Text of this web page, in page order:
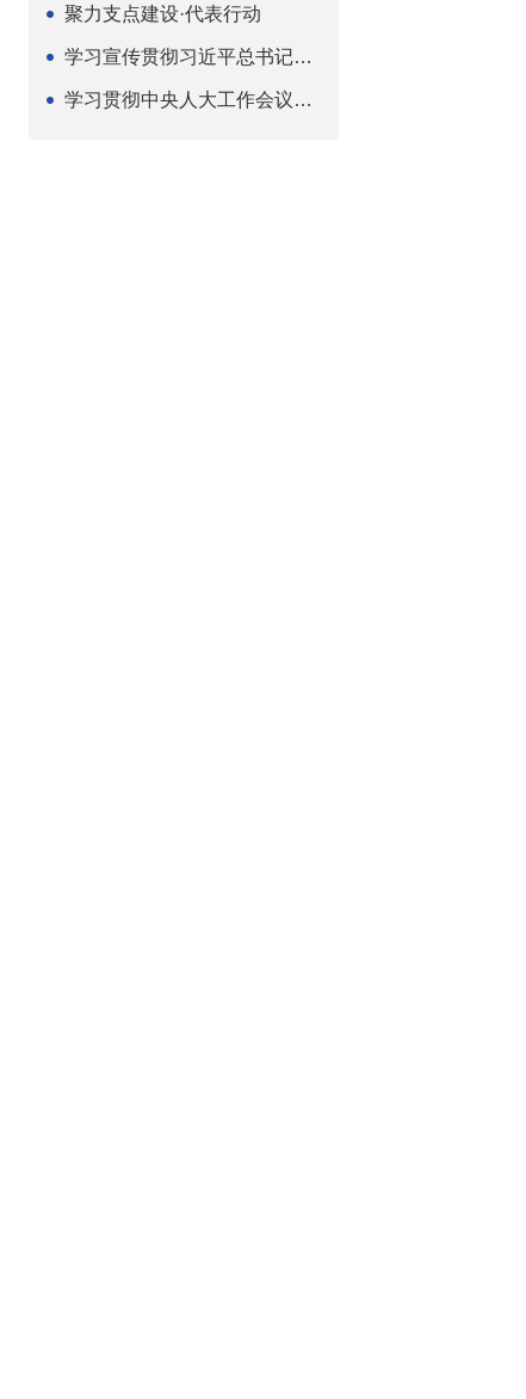
聚力支点建设·代表行动
学习宣传贯彻习近平总书记关于坚持
学习贯彻中央人大工作会议精神